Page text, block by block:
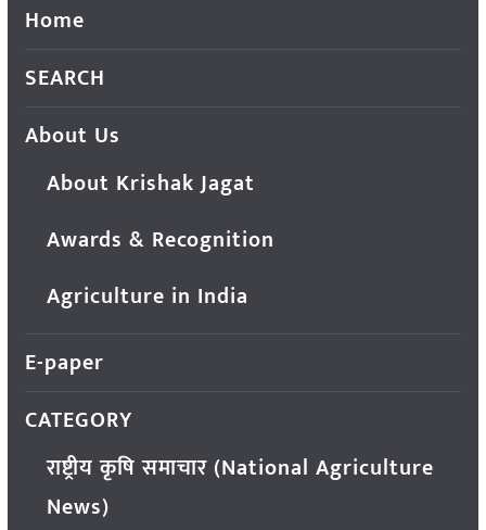
Home
SEARCH
About Us
About Krishak Jagat
Awards & Recognition
Agriculture in India
E-paper
CATEGORY
राष्ट्रीय कृषि समाचार (National Agriculture
News)